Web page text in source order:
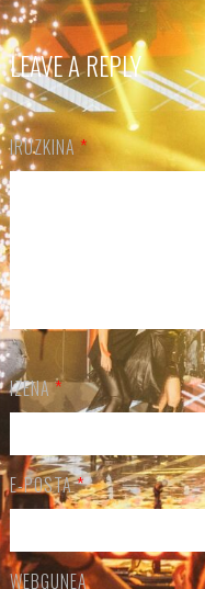
LEAVE A REPLY
IRUZKINA*
IZENA*
E-POSTA*
WEBGUNEA